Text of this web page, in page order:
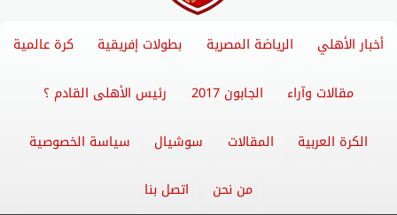
أخبار الأهلي الرياضة المصرية بطولات إفريقية كرة عالمية
مقالات وآراء الجابون 2017 رئيس الأهلى القادم ؟
الكرة العربية المقالات سوشيال سياسة الخصوصية
من نحن اتصل بنا